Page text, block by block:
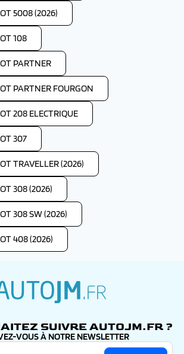
5008 (2026)
108
PARTNER
PARTNER FOURGON
208 ELECTRIQUE
307
TRAVELLER (2026)
308 (2026)
308 SW (2026)
408 (2026)
SUIVRE AUTOJM.FR ?
VOUS À NOTRE NEWSLETTER